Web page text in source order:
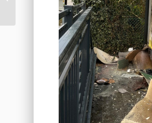
Kindergarten 2